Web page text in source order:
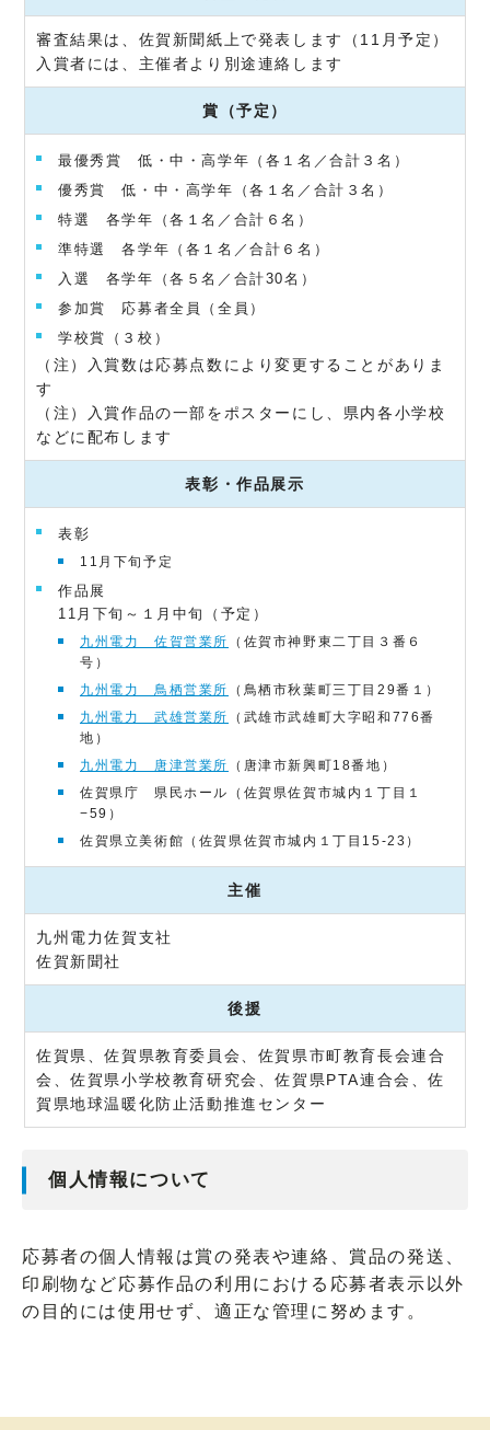
審査結果は、佐賀新聞紙上で発表します（11月予定）
入賞者には、主催者より別途連絡します
賞（予定）
最優秀賞 低・中・高学年（各１名／合計３名）
優秀賞 低・中・高学年（各１名／合計３名）
特選 各学年（各１名／合計６名）
準特選 各学年（各１名／合計６名）
入選 各学年（各５名／合計30名）
参加賞 応募者全員（全員）
学校賞（３校）
（注）入賞数は応募点数により変更することがありま
す
（注）入賞作品の一部をポスターにし、県内各小学校
などに配布します
表彰・作品展示
表彰
11月下旬予定
作品展
11月下旬～１月中旬（予定）
九州電力 佐賀営業所
（佐賀市神野東二丁目３番６
号）
九州電力 鳥栖営業所
（鳥栖市秋葉町三丁目29番１）
九州電力 武雄営業所
（武雄市武雄町大字昭和776番
地）
九州電力 唐津営業所
（唐津市新興町18番地）
佐賀県庁 県民ホール（佐賀県佐賀市城内１丁目１
−59）
佐賀県立美術館（佐賀県佐賀市城内１丁目15-23）
主催
九州電力佐賀支社
佐賀新聞社
後援
佐賀県、佐賀県教育委員会、佐賀県市町教育長会連合
会、佐賀県小学校教育研究会、佐賀県PTA連合会、佐
賀県地球温暖化防止活動推進センター
個人情報について
応募者の個人情報は賞の発表や連絡、賞品の発送、
印刷物など応募作品の利用における応募者表示以外
の目的には使用せず、適正な管理に努めます。